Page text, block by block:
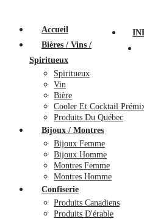
Accueil
Bières / Vins /
Spiritueux
Spiritueux
Vin
Bière
Cooler Et Cocktail
Produits Du Québec
Bijoux / Montres
Bijoux Femme
Bijoux Homme
Montres Femme
Montres Homme
Confiserie
Produits Canadiens
Produits D'érable